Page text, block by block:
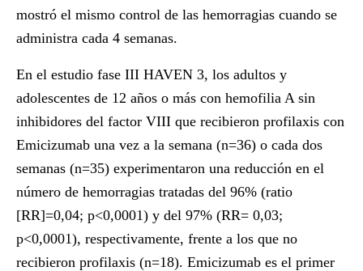
mostró el mismo control de las hemorragias cuando se
administra cada 4 semanas.
En el estudio fase III HAVEN 3, los adultos y
adolescentes de 12 años o más con hemofilia A sin
inhibidores del factor VIII que recibieron profilaxis con
Emicizumab una vez a la semana (n=36) o cada dos
semanas (n=35) experimentaron una reducción en el
número de hemorragias tratadas del 96% (ratio
[RR]=0,04; p<0,0001) y del 97% (RR= 0,03;
p<0,0001), respectivamente, frente a los que no
recibieron profilaxis (n=18). Emicizumab es el primer